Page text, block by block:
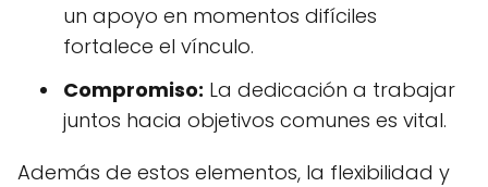
un apoyo en momentos difíciles
fortalece el vínculo.
Compromiso: La dedicación a trabajar
juntos hacia objetivos comunes es vital.
Además de estos elementos, la flexibilidad y